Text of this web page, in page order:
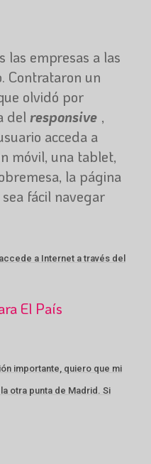
las empresas a las
Contrataron un
olvidó por
del responsive ,
acceda a
móvil, una tablet,
la página
fácil navegar
a Internet a través del
El País
importante, quiero que mi
otra punta de Madrid. Si